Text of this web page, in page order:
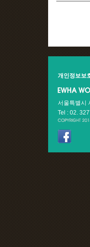
개인정보보
서울특별시
Tel : 02.